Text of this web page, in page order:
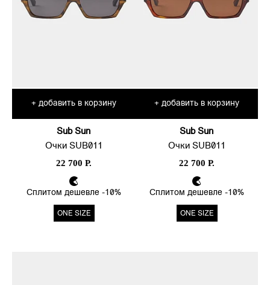
+ добавить в корзину
Sub Sun
Очки SUB011
22 700 Р.
Сплитом дешевле -10%
ONE SIZE
+ добавить в корзину
Sub Sun
Очки SUB011
22 700 Р.
Сплитом дешевле -10%
ONE SIZE